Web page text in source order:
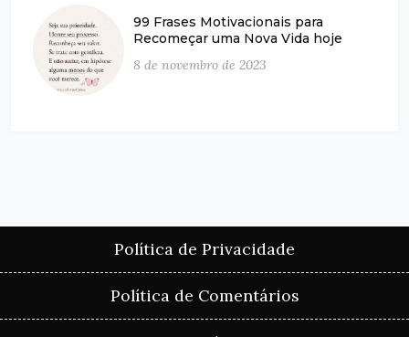
99 Frases Motivacionais para
Recomeçar uma Nova Vida hoje
8 de novembro de 2023
Política de Privacidade
Política de Comentários